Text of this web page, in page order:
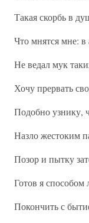
Такая скорбь в
Что мнятся мне:
Не ведал мук
Хочу прервать
Подобно узнику,
Назло жестоким
Позор и пытку
Готов я
Покончить с